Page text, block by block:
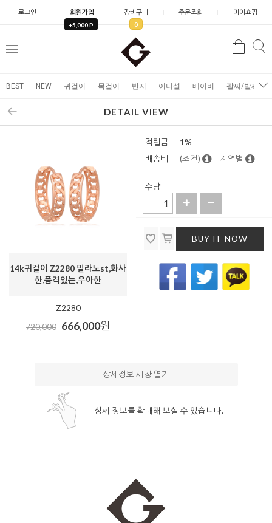
로그인 회원가입
+5,000 P
장바구니
0
주문조회 마이쇼핑
메
검
BEST NEW 귀걸이 목걸이 반지 이니셜 베이비 팔찌/발찌
DETAIL VIEW
14k귀걸이 Z2280 밀라노st,화사
한,품격있는,우아한
Z2280
720,000 666,000원
적립금
1%
배송비
(조건) 지역별
수량
BUY IT NOW
상세정보 새창 열기
상세 정보를 확대해 보실 수 있습니다.